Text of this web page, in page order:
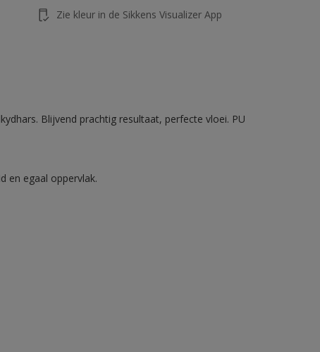
Zie kleur in de Sikkens Visualizer App
Blijvend prachtig resultaat, perfecte vloei. PU
en egaal oppervlak.